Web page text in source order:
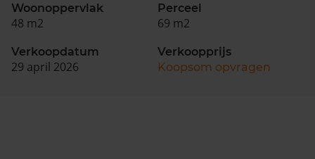
Woonoppervlak
48 m2
Perceel
69 m2
Verkoopdatum
29 april 2026
Verkoopprijs
Koopsom opvragen